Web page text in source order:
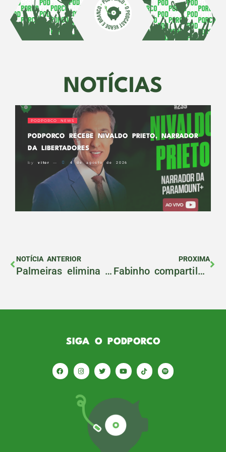
NOTÍCIAS
PODPORCO NEWS
PODPORCO RECEBE NIVALDO PRIETO, NARRADOR
DA LIBERTADORES
by vitor 4 de agosto de 2026
NOTÍCIA ANTERIOR
Palmeiras elimina Galo pelo terceiro ano seguido na Libertadores
PROXIMA
Fabinho compartilhará suas histórias de Palmeiras no PodPorco #105
SIGA O PODPORCO